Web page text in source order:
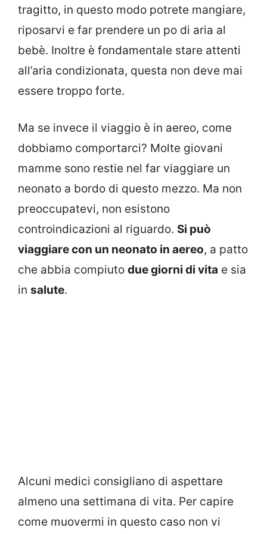
tragitto, in questo modo potrete mangiare,
riposarvi e far prendere un po di aria al
bebè. Inoltre è fondamentale stare attenti
all’aria condizionata, questa non deve mai
essere troppo forte.
Ma se invece il viaggio è in aereo, come
dobbiamo comportarci? Molte giovani
mamme sono restie nel far viaggiare un
neonato a bordo di questo mezzo. Ma non
preoccupatevi, non esistono
controindicazioni al riguardo. Si può
viaggiare con un neonato in aereo, a patto
che abbia compiuto due giorni di vita e sia
in salute.
Alcuni medici consigliano di aspettare
almeno una settimana di vita. Per capire
come muovermi in questo caso non vi